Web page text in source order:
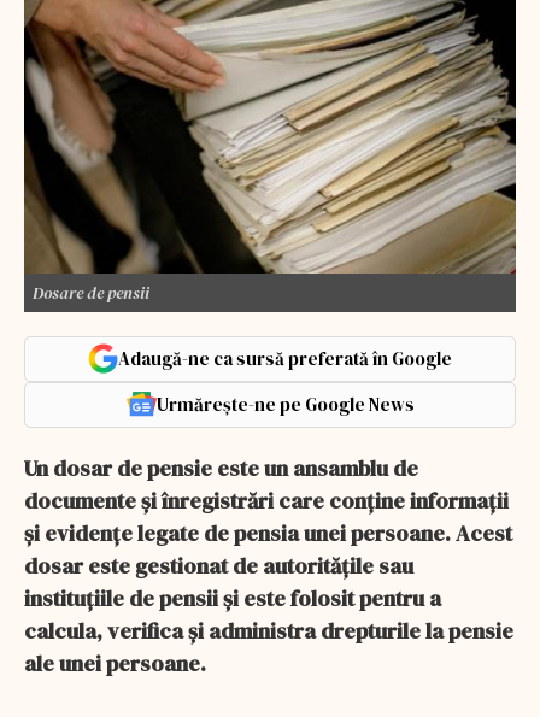
Dosare de pensii
Adaugă-ne ca sursă preferată în Google
Urmărește-ne pe Google News
Un dosar de pensie este un ansamblu de
documente și înregistrări care conține informații
și evidențe legate de pensia unei persoane. Acest
dosar este gestionat de autoritățile sau
instituțiile de pensii și este folosit pentru a
calcula, verifica și administra drepturile la pensie
ale unei persoane.